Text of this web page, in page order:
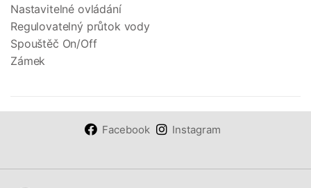
Nastavitelné ovládání
Regulovatelný průtok vody
Spouštěč On/Off
Zámek
Facebook Instagram